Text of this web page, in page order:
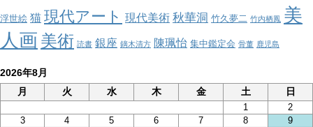
浮世絵 猫 現代アート 現代美術 秋華洞 竹久夢二 竹内栖鳳 美
人画 美術 読書 銀座 鏑木清方 陳珮怡 集中鑑定会 骨董 鹿児島
2026年8月
月
火 水 木 金 土 日
1
2
3
4 5 6 7 8
9